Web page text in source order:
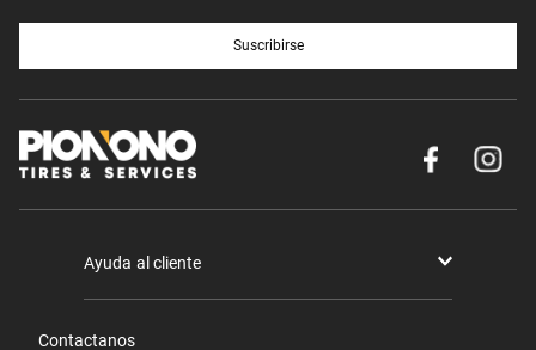
nosotros.
Servicio de instalación en nuestras
sucursales.